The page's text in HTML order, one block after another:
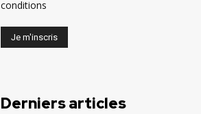
conditions
Derniers articles